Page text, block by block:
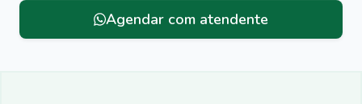
Agendar com atendente
Menu lateral